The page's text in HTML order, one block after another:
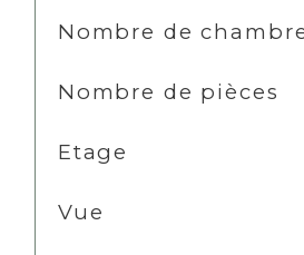
Nombre de
Nombre de pièces
Etage
Vue